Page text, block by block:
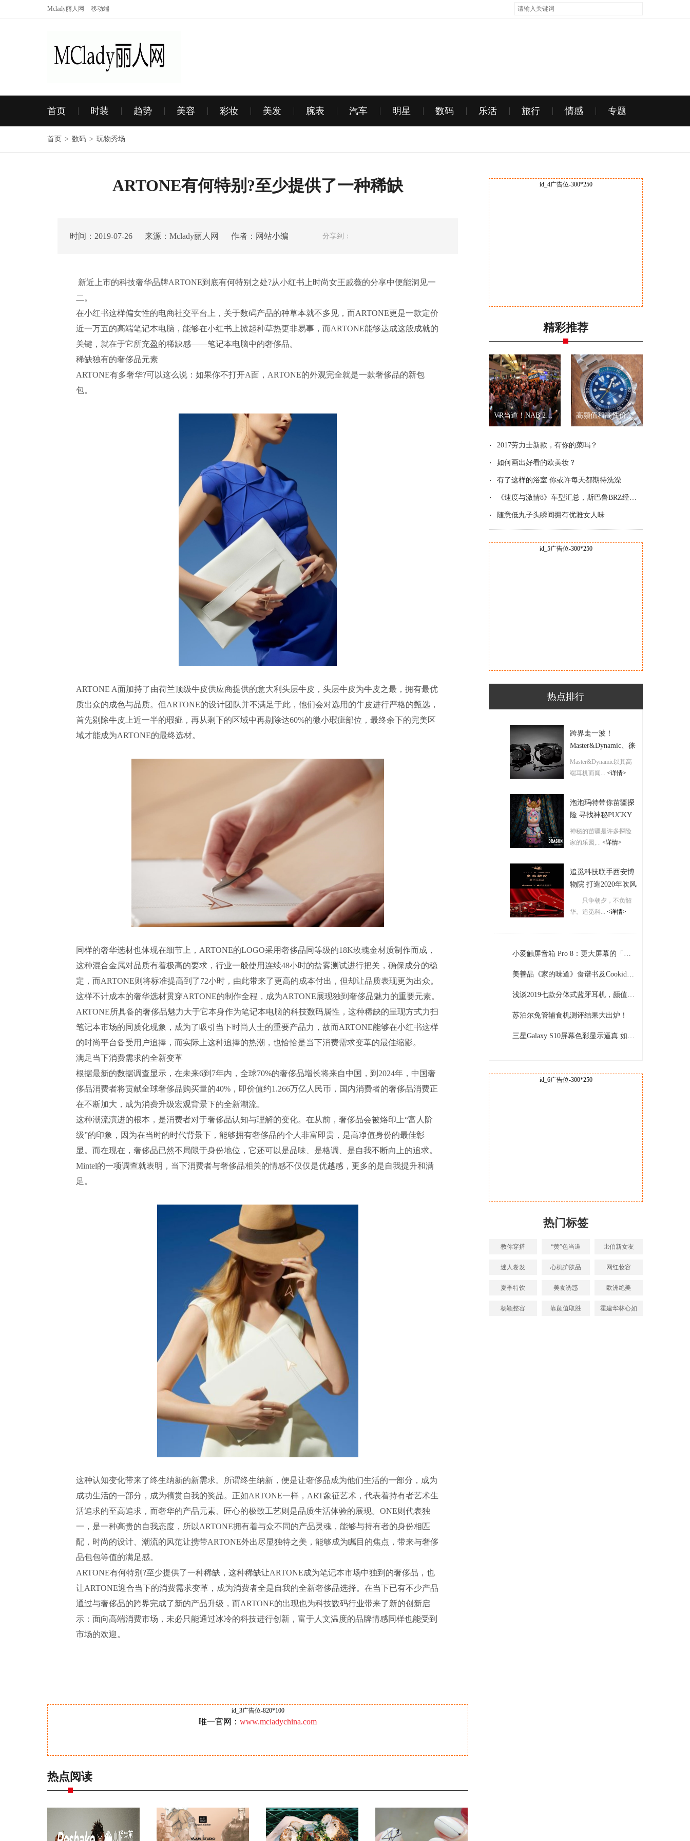
Mclady丽人网 移动端
首页 时装 趋势 美容 彩妆 美发 腕表 汽车 明星 数码 乐活 旅行 情感 专题
首页 > 数码 > 玩物秀场
ARTONE有何特别?至少提供了一种稀缺
时间：2019-07-26 来源：Mclady丽人网 作者：网站小编 分享到：
新近上市的科技奢华品牌ARTONE到底有何特别之处?从小红书上时尚女王戚薇的分享中便能洞见一
二。
在小红书这样偏女性的电商社交平台上，关于数码产品的种草本就不多见，而ARTONE更是一款定价
近一万五的高端笔记本电脑，能够在小红书上掀起种草热更非易事，而ARTONE能够达成这般成就的
关键，就在于它所充盈的稀缺感——笔记本电脑中的奢侈品。
稀缺独有的奢侈品元素
ARTONE有多奢华?可以这么说：如果你不打开A面，ARTONE的外观完全就是一款奢侈品的新包
包。
ARTONE A面加持了由荷兰顶级牛皮供应商提供的意大利头层牛皮，头层牛皮为牛皮之最，拥有最优
质出众的成色与品质。但ARTONE的设计团队并不满足于此，他们会对选用的牛皮进行严格的甄选，
首先剔除牛皮上近一半的瑕疵，再从剩下的区域中再剔除达60%的微小瑕疵部位，最终余下的完美区
域才能成为ARTONE的最终选材。
同样的奢华选材也体现在细节上，ARTONE的LOGO采用奢侈品同等级的18K玫瑰金材质制作而成，
这种混合金属对品质有着极高的要求，行业一般使用连续48小时的盐雾测试进行把关，确保成分的稳
定，而ARTONE则将标准提高到了72小时，由此带来了更高的成本付出，但却让品质表现更为出众。
这样不计成本的奢华选材贯穿ARTONE的制作全程，成为ARTONE展现独到奢侈品魅力的重要元素。
ARTONE所具备的奢侈品魅力大于它本身作为笔记本电脑的科技数码属性，这种稀缺的呈现方式力扫
笔记本市场的同质化现象，成为了吸引当下时尚人士的重要产品力，故而ARTONE能够在小红书这样
的时尚平台备受用户追捧，而实际上这种追捧的热潮，也恰恰是当下消费需求变革的最佳缩影。
满足当下消费需求的全新变革
根据最新的数据调查显示，在未来6到7年内，全球70%的奢侈品增长将来自中国，到2024年，中国奢
侈品消费者将贡献全球奢侈品购买量的40%，即价值约1.266万亿人民币，国内消费者的奢侈品消费正
在不断加大，成为消费升级宏观背景下的全新潮流。
这种潮流演进的根本，是消费者对于奢侈品认知与理解的变化。在从前，奢侈品会被烙印上“富人阶
级”的印象，因为在当时的时代背景下，能够拥有奢侈品的个人非富即贵，是高净值身份的最佳彰
显。而在现在，奢侈品已然不局限于身份地位，它还可以是品味、是格调、是自我不断向上的追求。
Mintel的一项调查就表明，当下消费者与奢侈品相关的情感不仅仅是优越感，更多的是自我提升和满
足。
这种认知变化带来了终生纳新的新需求。所谓终生纳新，便是让奢侈品成为他们生活的一部分，成为
成功生活的一部分，成为犒赏自我的奖品。正如ARTONE一样，ART象征艺术，代表着持有者艺术生
活追求的至高追求，而奢华的产品元素、匠心的极致工艺则是品质生活体验的展现。ONE则代表独
一，是一种高贵的自我态度，所以ARTONE拥有着与众不同的产品灵魂，能够与持有者的身份相匹
配，时尚的设计、潮流的风范让携带ARTONE外出尽显独特之美，能够成为瞩目的焦点，带来与奢侈
品包包等值的满足感。
ARTONE有何特别?至少提供了一种稀缺，这种稀缺让ARTONE成为笔记本市场中独到的奢侈品，也
让ARTONE迎合当下的消费需求变革，成为消费者全是自我的全新奢侈品选择。在当下已有不少产品
通过与奢侈品的跨界完成了新的产品升级，而ARTONE的出现也为科技数码行业带来了新的创新启
示：面向高端消费市场，未必只能通过冰冷的科技进行创新，富于人文温度的品牌情感同样也能受到
市场的欢迎。
id_3广告位-820*100
唯一官网： www.mcladychina.com
热点阅读
id_4广告位-300*250
精彩推荐
VR当道！NAB 2017展会全景拍摄新品一览 高颜值和高性价比？就是精工“乌龟”和“武士”
2017劳力士新款，有你的菜吗？
如何画出好看的欧美妆？
有了这样的浴室 你或许每天都期待洗澡
《速度与激情8》车型汇总，斯巴鲁BRZ经典改
随意低丸子头瞬间拥有优雅女人味
id_5广告位-300*250
热点排行
跨界走一波！
Master&Dynamic、徕
卡联名版耳机
Master&Dynamic以其高
端耳机而闻... <详情>
泡泡玛特带你苗疆探
险 寻找神秘PUCKY
苗族龙宝宝
神秘的苗疆是许多探险
家的乐园,... <详情>
追觅科技联手西安博
物院 打造2020年吹风
机文创新风尚！
只争朝夕，不负韶
华。追觅科... <详情>
小爱触屏音箱 Pro 8：更大屏幕的「小爱同学」，这一次还能轻松看视频
美善品《家的味道》食谱书及Cookidoo订阅温暖上线,智能烹饪共享新春团圆味
浅谈2019七款分体式蓝牙耳机，颜值超越苹果，BE Free6还有其他惊喜
苏泊尔免管辅食机测评结果大出炉！
三星Galaxy S10屏幕色彩显示逼真 如同身临其境
id_6广告位-300*250
热门标签
教你穿搭 “黄”色当道 比伯新女友
迷人卷发 心机护肤品 网红妆容
夏季特饮 美食诱惑 欧洲绝美
杨颖整容 靠颜值取胜 霍建华林心如